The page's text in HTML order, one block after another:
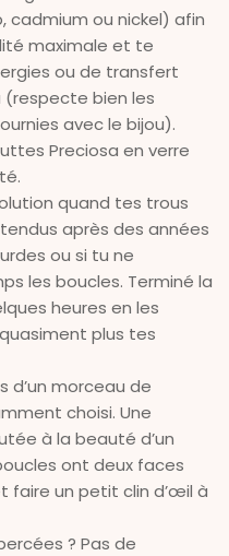
cadmium ou nickel) afin
maximale et te
ou de transfert
(respecte bien les
avec le bijou).
Preciosa en verre
quand tes trous
après des années
ou si tu ne
les boucles. Terminé la
heures en les
plus tes
d’un morceau de
choisi. Une
à la beauté d’un
ont deux faces
faire un petit clin d’œil à
? Pas de